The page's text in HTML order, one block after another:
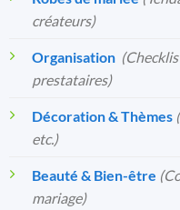
créateurs)
Organisation️
prestataires)
Décoration & Thèmes
etc.)
Beauté & Bien-être
mariage)